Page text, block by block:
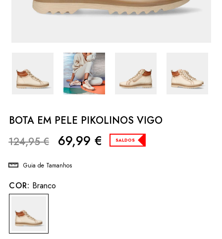
BOTA EM PELE PIKOLINOS VIGO
124,95€ 69,99 € SALDOS
Guia de Tamanhos
COR: Branco